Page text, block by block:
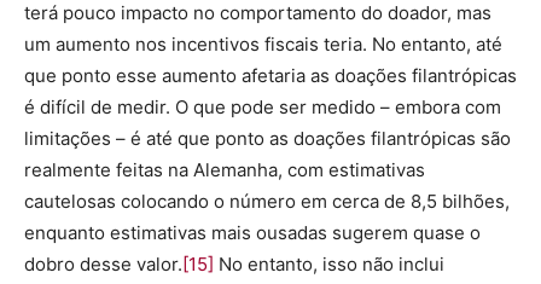
terá pouco impacto no comportamento do doador, mas
um aumento nos incentivos fiscais teria. No entanto, até
que ponto esse aumento afetaria as doações filantrópicas
é difícil de medir. O que pode ser medido – embora com
limitações – é até que ponto as doações filantrópicas são
realmente feitas na Alemanha, com estimativas
cautelosas colocando o número em cerca de 8,5 bilhões,
enquanto estimativas mais ousadas sugerem quase o
dobro desse valor.[15] No entanto, isso não inclui